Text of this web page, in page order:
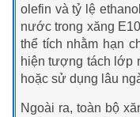
olefin và tỷ lệ
nước trong xăng
thể tích nhằm hạn
hiện tượng tách lớp
hoặc sử dụng lâu
Ngoài ra, toàn bộ